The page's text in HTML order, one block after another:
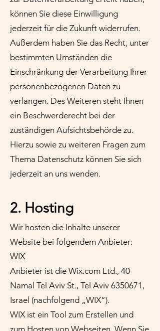
können Sie diese Einwilligung
jederzeit für die Zukunft widerrufen.
Außerdem haben Sie das Recht, unter
bestimmten Umständen die
Einschränkung der Verarbeitung Ihrer
personenbezogenen Daten zu
verlangen. Des Weiteren steht Ihnen
ein Beschwerderecht bei der
zuständigen Aufsichtsbehörde zu.
Hierzu sowie zu weiteren Fragen zum
Thema Datenschutz können Sie sich
jederzeit an uns wenden.
2. Hosting
Wir hosten die Inhalte unserer
Website bei folgendem Anbieter:
WIX
Anbieter ist die Wix.com Ltd., 40
Namal Tel Aviv St., Tel Aviv 6350671 ,
Israel (nachfolgend „WIX“).
WIX ist ein Tool zum Erstellen und
zum Hosten von Webseiten. Wenn Sie